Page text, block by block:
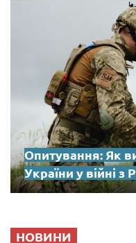
Опитування: Як
України у війні з
НОВИНИ